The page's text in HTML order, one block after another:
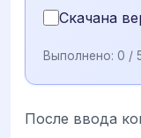
Скачана
Выполнено: 0 /
После ввода